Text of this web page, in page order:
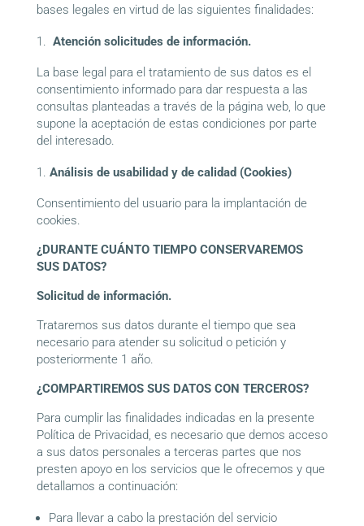
bases legales en virtud de las siguientes finalidades:
Atención solicitudes de información.
La base legal para el tratamiento de sus datos es el
consentimiento informado para dar respuesta a las
consultas planteadas a través de la página web, lo que
supone la aceptación de estas condiciones por parte
del interesado.
Análisis de usabilidad y de calidad (Cookies)
Consentimiento del usuario para la implantación de
cookies.
¿DURANTE CUÁNTO TIEMPO CONSERVAREMOS
SUS DATOS?
Solicitud de información.
Trataremos sus datos durante el tiempo que sea
necesario para atender su solicitud o petición y
posteriormente 1 año.
¿COMPARTIREMOS SUS DATOS CON TERCEROS?
Para cumplir las finalidades indicadas en la presente
Política de Privacidad, es necesario que demos acceso
a sus datos personales a terceras partes que nos
presten apoyo en los servicios que le ofrecemos y que
detallamos a continuación:
Para llevar a cabo la prestación del servicio